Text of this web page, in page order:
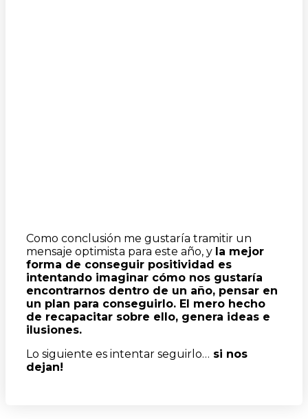
Como conclusión me gustaría tramitir un
mensaje optimista para este año, y la mejor
forma de conseguir positividad es
intentando imaginar cómo nos gustaría
encontrarnos dentro de un año, pensar en
un plan para conseguirlo. El mero hecho
de recapacitar sobre ello, genera ideas e
ilusiones.
Lo siguiente es intentar seguirlo… si nos
dejan!